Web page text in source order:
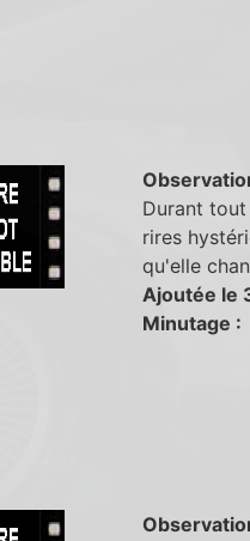
Durant
rires
qu'elle
Ajoutée le
Minutage